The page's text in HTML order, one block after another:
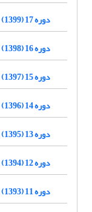
دوره 17 (1399)
دوره 16 (1398)
دوره 15 (1397)
دوره 14 (1396)
دوره 13 (1395)
دوره 12 (1394)
دوره 11 (1393)